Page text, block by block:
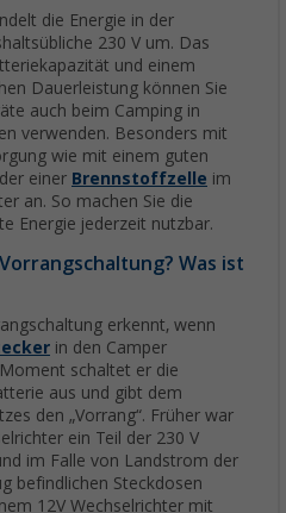
die Energie in der
230 V um. Das
und einem
Dauerleistung können Sie
auch beim Camping in
verwenden. Besonders mit
wie mit einem guten
einer Brennstoffzelle im
an. So machen Sie die
Energie jederzeit nutzbar.
Was ist
erkennt, wenn
in den Camper
schaltet er die
aus und gibt dem
den „Vorrang“. Früher war
ein Teil der 230 V
im Falle von Landstrom der
befindlichen Steckdosen
12V Wechselrichter mit